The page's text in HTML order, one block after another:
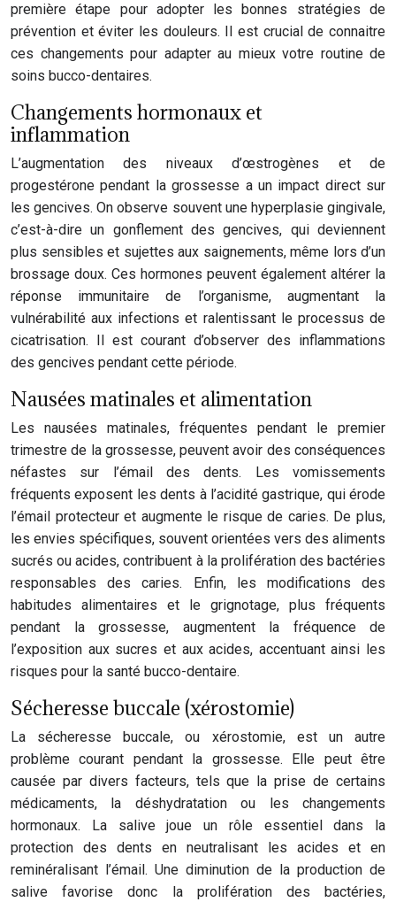
première étape pour adopter les bonnes stratégies de
prévention et éviter les douleurs. Il est crucial de connaitre
ces changements pour adapter au mieux votre routine de
soins bucco-dentaires.
Changements hormonaux et
inflammation
L’augmentation des niveaux d’œstrogènes et de
progestérone pendant la grossesse a un impact direct sur
les gencives. On observe souvent une hyperplasie gingivale,
c’est-à-dire un gonflement des gencives, qui deviennent
plus sensibles et sujettes aux saignements, même lors d’un
brossage doux. Ces hormones peuvent également altérer la
réponse immunitaire de l’organisme, augmentant la
vulnérabilité aux infections et ralentissant le processus de
cicatrisation. Il est courant d’observer des inflammations
des gencives pendant cette période.
Nausées matinales et alimentation
Les nausées matinales, fréquentes pendant le premier
trimestre de la grossesse, peuvent avoir des conséquences
néfastes sur l’émail des dents. Les vomissements
fréquents exposent les dents à l’acidité gastrique, qui érode
l’émail protecteur et augmente le risque de caries. De plus,
les envies spécifiques, souvent orientées vers des aliments
sucrés ou acides, contribuent à la prolifération des bactéries
responsables des caries. Enfin, les modifications des
habitudes alimentaires et le grignotage, plus fréquents
pendant la grossesse, augmentent la fréquence de
l’exposition aux sucres et aux acides, accentuant ainsi les
risques pour la santé bucco-dentaire.
Sécheresse buccale (xérostomie)
La sécheresse buccale, ou xérostomie, est un autre
problème courant pendant la grossesse. Elle peut être
causée par divers facteurs, tels que la prise de certains
médicaments, la déshydratation ou les changements
hormonaux. La salive joue un rôle essentiel dans la
protection des dents en neutralisant les acides et en
reminéralisant l’émail. Une diminution de la production de
salive favorise donc la prolifération des bactéries,